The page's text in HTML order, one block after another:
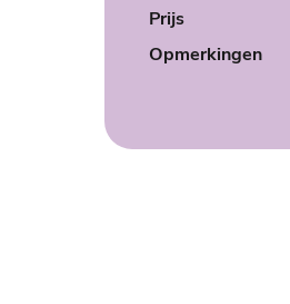
Prijs
Opmerkingen